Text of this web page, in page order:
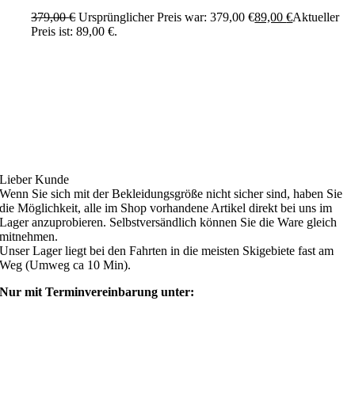
379,00€ Ursprünglicher Preis war: 379,00 €89,00€Aktueller
Preis ist: 89,00 €.
Lieber Kunde
Wenn Sie sich mit der Bekleidungsgröße nicht sicher sind, haben Sie
die Möglichkeit, alle im Shop vorhandene Artikel direkt bei uns im
Lager anzuprobieren. Selbstversändlich können Sie die Ware gleich
mitnehmen.
Unser Lager liegt bei den Fahrten in die meisten Skigebiete fast am
Weg (Umweg ca 10 Min).
Nur mit Terminvereinbarung unter: